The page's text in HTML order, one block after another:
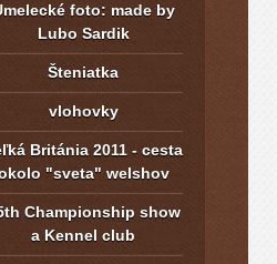
foto: made by
Lubo Sardik
Šteniatka
vlohovky
Británia 2011 - cesta
"sveta" welshov
Championship show
a Kennel club